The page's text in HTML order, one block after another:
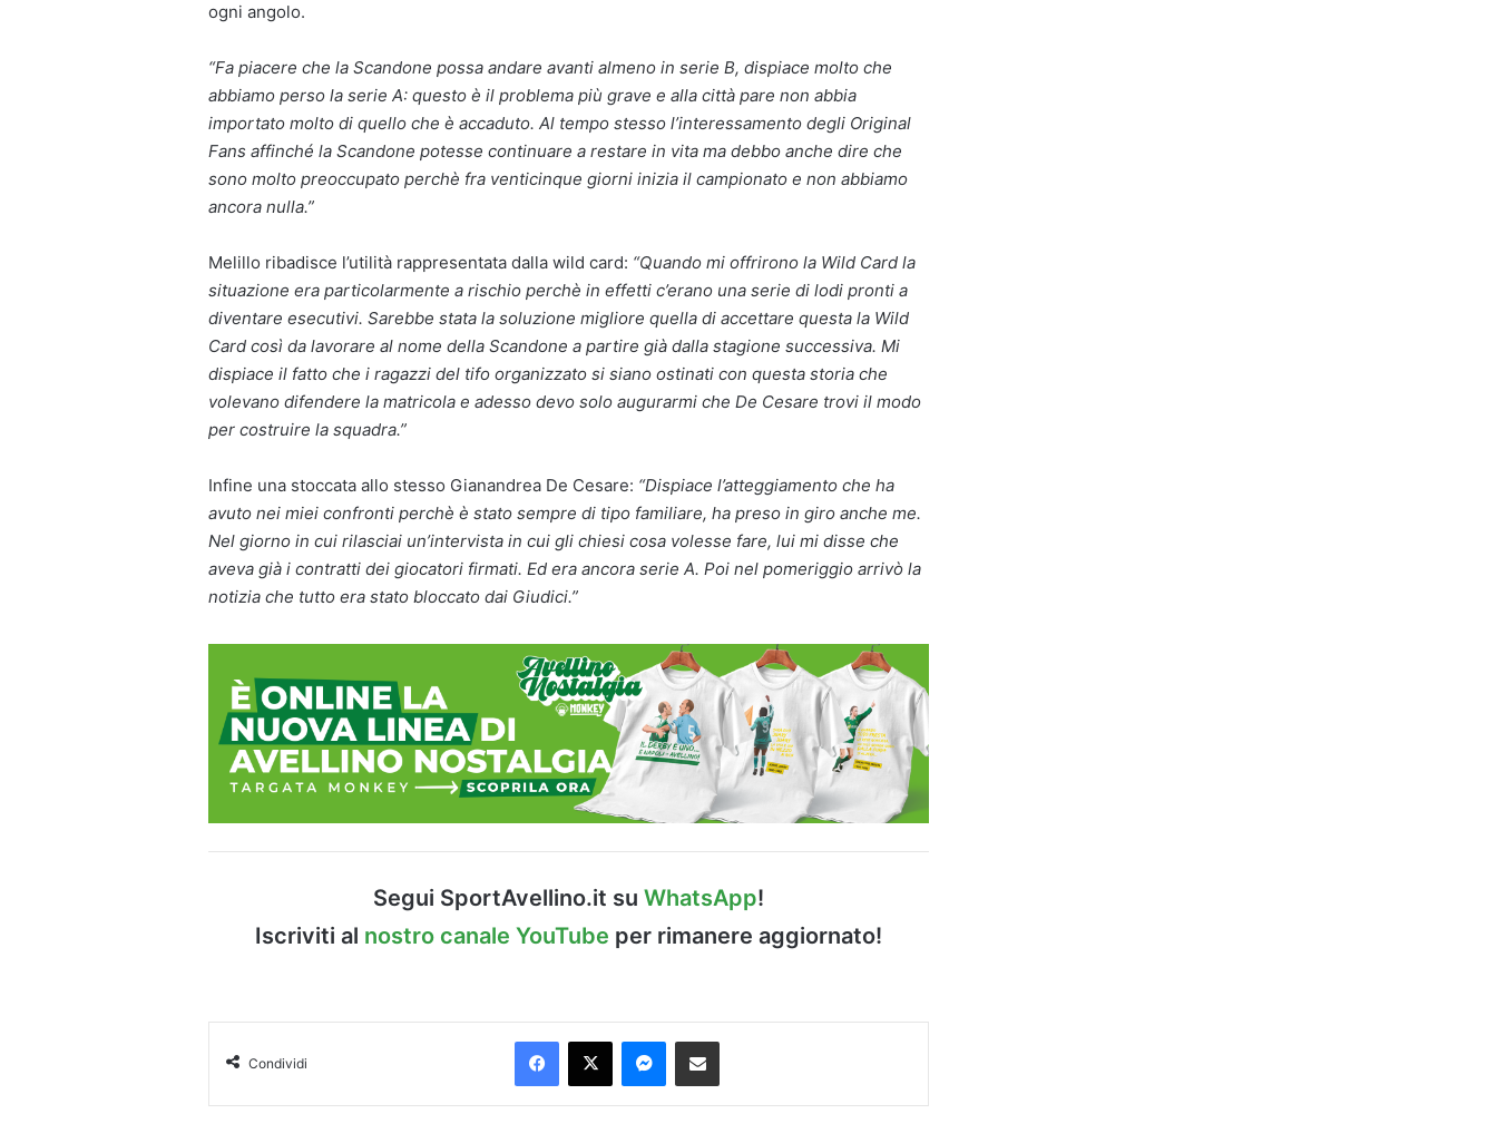
ogni angolo.
“Fa piacere che la Scandone possa andare avanti almeno in serie B, dispiace molto che
abbiamo perso la serie A: questo è il problema più grave e alla città pare non abbia
importato molto di quello che è accaduto. Al tempo stesso l’interessamento degli Original
Fans affinché la Scandone potesse continuare a restare in vita ma debbo anche dire che
sono molto preoccupato perchè fra venticinque giorni inizia il campionato e non abbiamo
ancora nulla.”
Melillo ribadisce l’utilità rappresentata dalla wild card: “Quando mi offrirono la Wild Card la
situazione era particolarmente a rischio perchè in effetti c’erano una serie di lodi pronti a
diventare esecutivi. Sarebbe stata la soluzione migliore quella di accettare questa la Wild
Card così da lavorare al nome della Scandone a partire già dalla stagione successiva. Mi
dispiace il fatto che i ragazzi del tifo organizzato si siano ostinati con questa storia che
volevano difendere la matricola e adesso devo solo augurarmi che De Cesare trovi il modo
per costruire la squadra.”
Infine una stoccata allo stesso Gianandrea De Cesare: “Dispiace l’atteggiamento che ha
avuto nei miei confronti perchè è stato sempre di tipo familiare, ha preso in giro anche me.
Nel giorno in cui rilasciai un’intervista in cui gli chiesi cosa volesse fare, lui mi disse che
aveva già i contratti dei giocatori firmati. Ed era ancora serie A. Poi nel pomeriggio arrivò la
notizia che tutto era stato bloccato dai Giudici.”
Segui SportAvellino.it su WhatsApp!
Iscriviti al nostro canale YouTube per rimanere aggiornato!
Condividi
Facebook
X Messenger
Condividi via Email